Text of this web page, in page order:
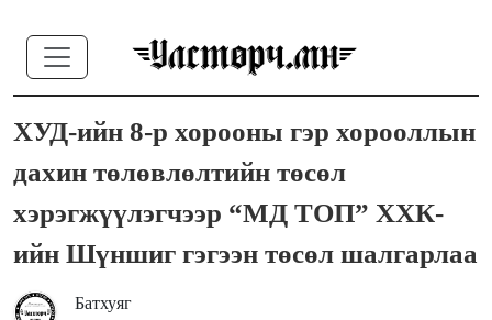
ХУД-ийн 8-р хорооны гэр хорооллын
дахин төлөвлөлтийн төсөл
хэрэгжүүлэгчээр “МД ТОП” ХХК-
ийн Шүншиг гэгээн төсөл шалгарлаа
Батхуяг